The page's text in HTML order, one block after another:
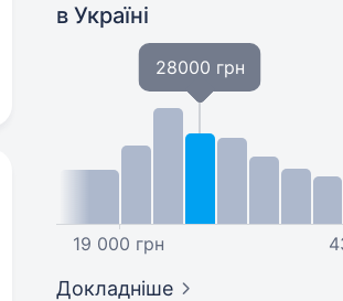
в Україні
19 000 грн
28000 грн
Докладніше